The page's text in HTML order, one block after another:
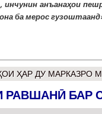
инчунин анъанаҳои
ба мерос
ҲАР ДУ МАРКАЗРО
РАВШАНӢ БАР